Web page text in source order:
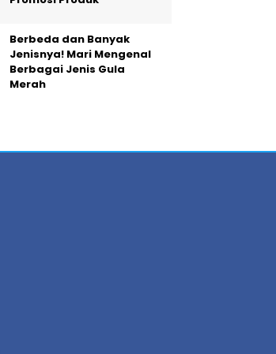
Berbeda dan Banyak
Jenisnya! Mari Mengenal
Berbagai Jenis Gula
Merah